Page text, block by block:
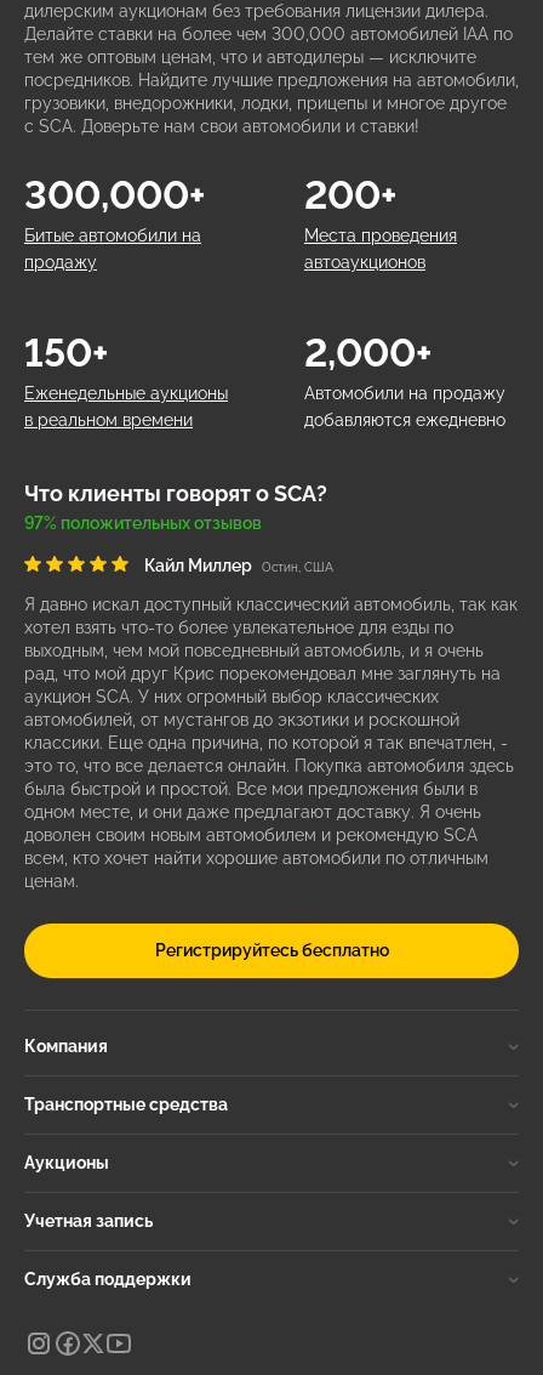
дилерским аукционам без требования лицензии дилера.
Делайте ставки на более чем 300,000 автомобилей IAA по
тем же оптовым ценам, что и автодилеры — исключите
посредников. Найдите лучшие предложения на автомобили,
грузовики, внедорожники, лодки, прицепы и многое другое
с SCA. Доверьте нам свои автомобили и ставки!
Битые автомобили на
продажу
300,000+
Места проведения
автоаукционов
200+
Еженедельные аукционы
в реальном времени
150+
Автомобили на продажу
добавляются ежедневно
2,000+
Что клиенты говорят о SCA?
97% положительных отзывов
Кайл Миллер Остин, США
Я давно искал доступный классический автомобиль, так как
хотел взять что-то более увлекательное для езды по
выходным, чем мой повседневный автомобиль, и я очень
рад, что мой друг Крис порекомендовал мне заглянуть на
аукцион SCA. У них огромный выбор классических
автомобилей, от мустангов до экзотики и роскошной
классики. Еще одна причина, по которой я так впечатлен, -
это то, что все делается онлайн. Покупка автомобиля здесь
была быстрой и простой. Все мои предложения были в
одном месте, и они даже предлагают доставку. Я очень
доволен своим новым автомобилем и рекомендую SCA
всем, кто хочет найти хорошие автомобили по отличным
ценам.
Регистрируйтесь бесплатно
Компания
Транспортные средства
Аукционы
Учетная запись
Служба поддержки